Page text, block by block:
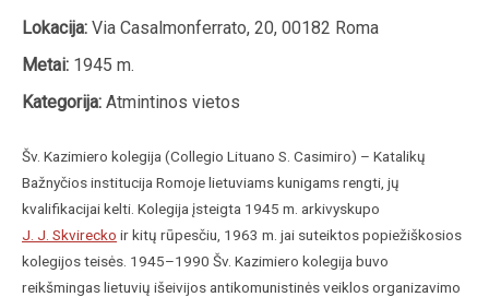
Lokacija: Via Casalmonferrato, 20, 00182 Roma
Metai: 1945 m.
Kategorija: Atmintinos vietos
Šv. Kazimiero kolegija (Collegio Lituano S. Casimiro) – Katalikų
Bažnyčios institucija Romoje lietuviams kunigams rengti, jų
kvalifikacijai kelti. Kolegija įsteigta 1945 m. arkivyskupo
J. J. Skvirecko ir kitų rūpesčiu, 1963 m. jai suteiktos popiežiškosios
kolegijos teisės. 1945–1990 Šv. Kazimiero kolegija buvo
reikšmingas lietuvių išeivijos antikomunistinės veiklos organizavimo